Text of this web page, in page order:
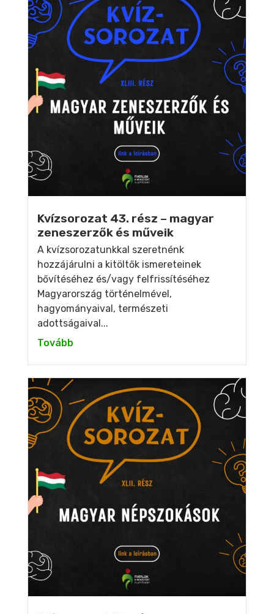
Kvízsorozat 43. rész – magyar
zeneszerzők és műveik
A kvízsorozatunkkal szeretnénk
hozzájárulni a kitöltők ismereteinek
bővítéséhez és/vagy felfrissítéséhez
Magyarország történelmével,
hagyományaival, természeti
adottságaival...
Tovább